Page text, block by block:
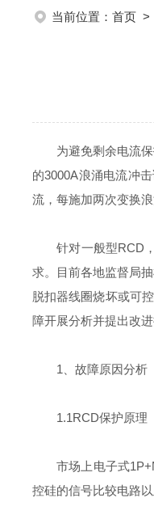
当前位置： 首页 >
为避免剩余电流保
的3000A浪涌电流冲
流，每施加两次变换
针对一般型RCD，
求。目前各地监督局
脱扣器线圈烧坏或可
障开展分析并提出改进
1、故障原因分析
1.1RCD保护原理
市场上电子式1P+N
控硅的信号比较电路